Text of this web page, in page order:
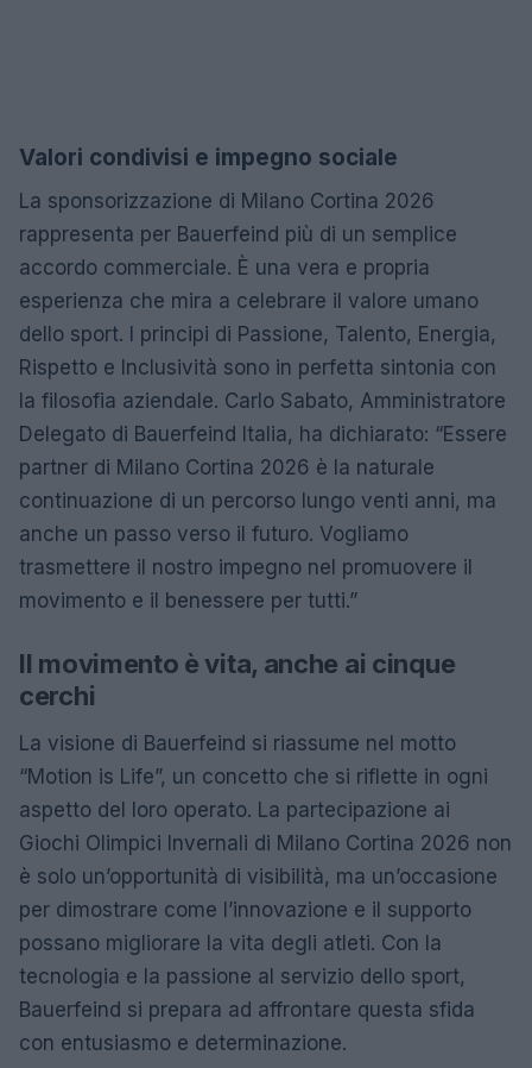
Valori condivisi e impegno sociale
La sponsorizzazione di Milano Cortina 2026
rappresenta per Bauerfeind più di un semplice
accordo commerciale. È una vera e propria
esperienza che mira a celebrare il valore umano
dello sport. I principi di Passione, Talento, Energia,
Rispetto e Inclusività sono in perfetta sintonia con
la filosofia aziendale. Carlo Sabato, Amministratore
Delegato di Bauerfeind Italia, ha dichiarato: “Essere
partner di Milano Cortina 2026 è la naturale
continuazione di un percorso lungo venti anni, ma
anche un passo verso il futuro. Vogliamo
trasmettere il nostro impegno nel promuovere il
movimento e il benessere per tutti.”
Il movimento è vita, anche ai cinque
cerchi
La visione di Bauerfeind si riassume nel motto
“Motion is Life”, un concetto che si riflette in ogni
aspetto del loro operato. La partecipazione ai
Giochi Olimpici Invernali di Milano Cortina 2026 non
è solo un’opportunità di visibilità, ma un’occasione
per dimostrare come l’innovazione e il supporto
possano migliorare la vita degli atleti. Con la
tecnologia e la passione al servizio dello sport,
Bauerfeind si prepara ad affrontare questa sfida
con entusiasmo e determinazione.